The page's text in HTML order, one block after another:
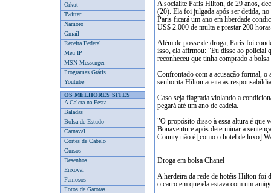
Orkut
Twitter
Namoro
Gmail
Receita Federal
Meu IP
MSN Messenger
Programas Grátis
Youtube
OS MELHORES SITES
A Galera na Festa
Baladas
Bolsa de Estudo
Carnaval
Cortes de Cabelo
Cursos
Desenhos
Enxoval
Famosos
Fotos de Garotas
A socialite Paris Hilton, de 29 anos,
(20). Ela foi julgada após ser detida,
Paris ficará um ano em liberdade
US$ 2.000 de multa e prestar 200
Além de posse de droga, Paris foi
isso, ela afirmou: "Eu disse ao policial
reconheceu que tinha comprado a
Confrontado com a acusação formal,
senhorita Hilton aceita as
Caso seja flagrada violando a
pegará até um ano de cadeia.
"O propósito disso à essa altura é que
Bonaventure após determinar a
County não é [como o hotel de luxo]
Droga em bolsa Chanel
A herdeira da rede de hotéis Hilton foi
o carro em que ela estava com um